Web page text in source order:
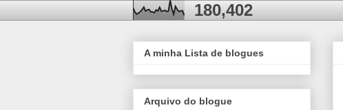
180,402
A minha Lista de blogues
Arquivo do blogue